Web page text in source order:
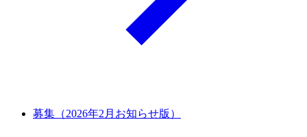
募集（2026年2月お知らせ版）